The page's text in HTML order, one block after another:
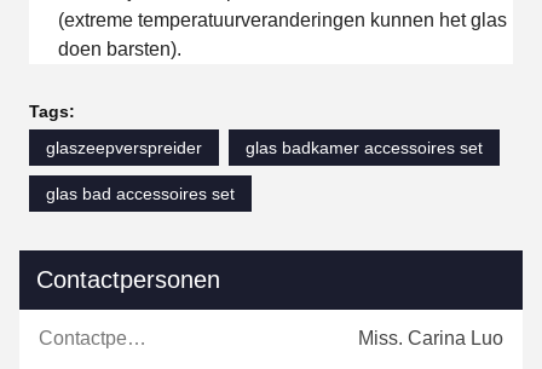
(extreme temperatuurveranderingen kunnen het glas
doen barsten).
Tags:
glaszeepverspreider
glas badkamer accessoires set
glas bad accessoires set
Contactpersonen
Contactpersonen: Miss. Carina Luo